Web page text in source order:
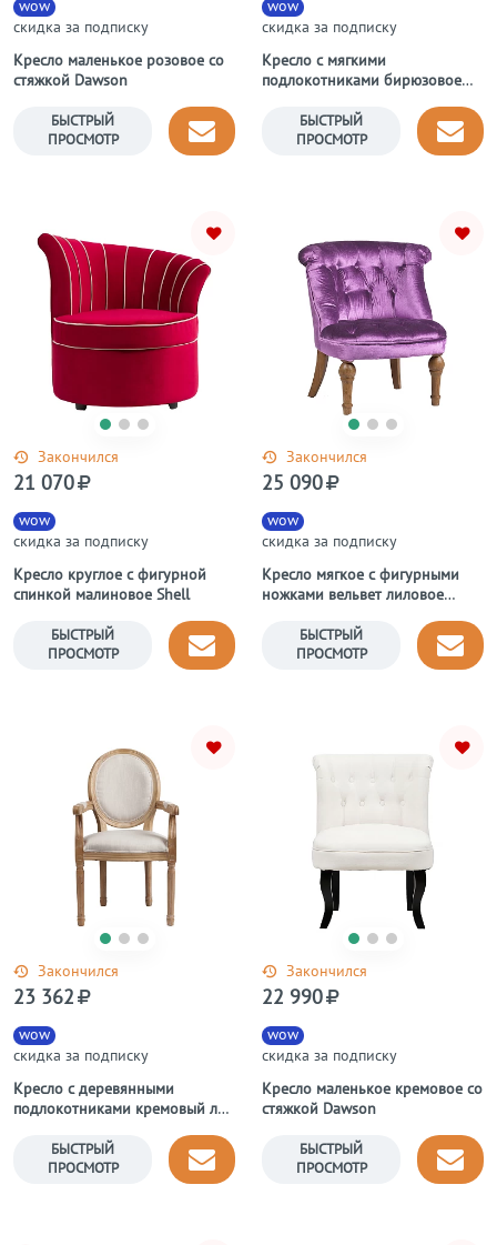
Кресло маленькое розовое со
стяжкой Dawson
wow
скидка за подписку
БЫСТРЫЙ
ПРОСМОТР
Кресло с мягкими
подлокотниками бирюзовое
wow
скидка за подписку
БЫСТРЫЙ
ПРОСМОТР
Закончился
Кресло круглое с фигурной
спинкой малиновое Shell
wow
скидка за подписку
21 070
БЫСТРЫЙ
ПРОСМОТР
Закончился
Кресло мягкое с фигурными
ножками вельвет лиловое
wow
скидка за подписку
25 090
БЫСТРЫЙ
ПРОСМОТР
Закончился
Кресло с деревянными
подлокотниками кремовый лен
wow
скидка за подписку
23 362
БЫСТРЫЙ
ПРОСМОТР
Закончился
Кресло маленькое кремовое со
стяжкой Dawson
wow
скидка за подписку
22 990
БЫСТРЫЙ
ПРОСМОТР